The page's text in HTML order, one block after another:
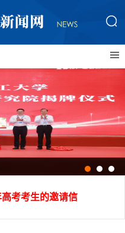
考考生的邀请信